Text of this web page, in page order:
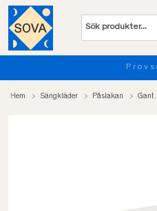
Provsov upp
Hem Sängkläder Påslakan Gant